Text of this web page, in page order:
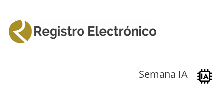
Semana IA